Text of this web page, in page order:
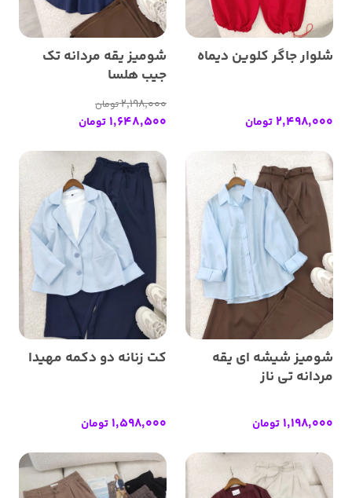
شلوار جاگر کلوین دیماه
2,498,000تومان
شومیز یقه مردانه تک
جیب هلسا
2,198,000تومان
1,648,500تومان
شومیز شیشه ای یقه
مردانه تی ناز
1,198,000تومان
کت زنانه دو دکمه مهیدا
1,598,000تومان